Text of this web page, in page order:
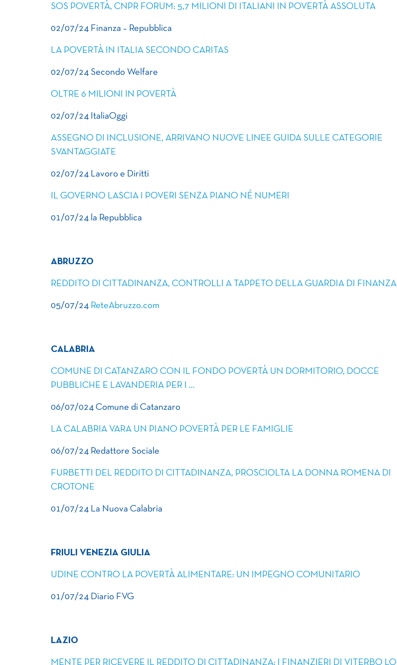
SOS POVERTÀ, CNPR FORUM: 5,7 MILIONI DI ITALIANI IN POVERTÀ ASSOLUTA
02/07/24 Finanza – Repubblica
LA POVERTÀ IN ITALIA SECONDO CARITAS
02/07/24 Secondo Welfare
OLTRE 6 MILIONI IN POVERTÀ
02/07/24 ItaliaOggi
ASSEGNO DI INCLUSIONE, ARRIVANO NUOVE LINEE GUIDA SULLE CATEGORIE
SVANTAGGIATE
02/07/24 Lavoro e Diritti
IL GOVERNO LASCIA I POVERI SENZA PIANO NÉ NUMERI
01/07/24 la Repubblica
ABRUZZO
REDDITO DI CITTADINANZA, CONTROLLI A TAPPETO DELLA GUARDIA DI FINANZA
05/07/24 ReteAbruzzo.com
CALABRIA
COMUNE DI CATANZARO CON IL FONDO POVERTÀ UN DORMITORIO, DOCCE
PUBBLICHE E LAVANDERIA PER I …
06/07/024 Comune di Catanzaro
LA CALABRIA VARA UN PIANO POVERTÀ PER LE FAMIGLIE
06/07/24 Redattore Sociale
FURBETTI DEL REDDITO DI CITTADINANZA, PROSCIOLTA LA DONNA ROMENA DI
CROTONE
01/07/24 La Nuova Calabria
FRIULI VENEZIA GIULIA
UDINE CONTRO LA POVERTÀ ALIMENTARE: UN IMPEGNO COMUNITARIO
01/07/24 Diario FVG
LAZIO
MENTE PER RICEVERE IL REDDITO DI CITTADINANZA: I FINANZIERI DI VITERBO LO